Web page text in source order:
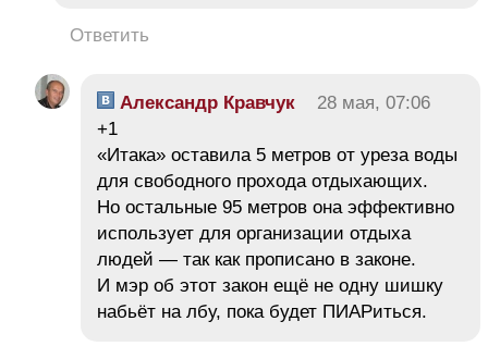
Ответить
Александр Кравчук
28 мая, 07:06
+1
«Итака» оставила 5 метров от уреза воды
для свободного прохода отдыхающих.
Но остальные 95 метров она эффективно
использует для организации отдыха
людей — так как прописано в законе.
И мэр об этот закон ещё не одну шишку
набьёт на лбу, пока будет ПИАРиться.